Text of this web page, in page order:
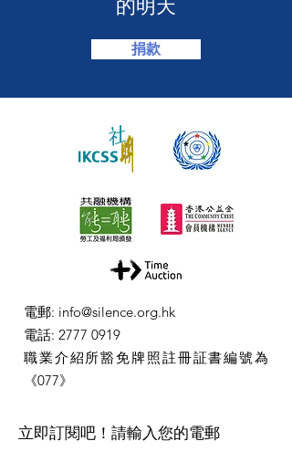
的明天
捐款
電郵: info@silence.org.hk
電話: 2777 0919
職業介紹所豁免牌照註冊証書編號為
《077》
​立即訂閱吧！請輸入您的電郵